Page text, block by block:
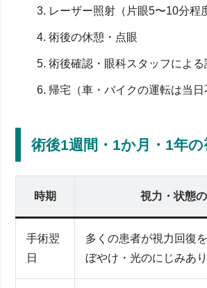
レーザー照射（片眼5〜10分程
術後の休憩・点眼
術後確認・眼科スタッフによる
帰宅（車・バイクの運転は当日
術後1週間・1か月・1年
時期 視力・状態
手術翌
日
多くの患者が視力回復
ぼやけ・光のにじみあり